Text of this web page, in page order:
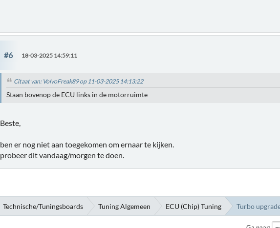
#6 18-03-2025 14:59:11
Citaat van: VolvoFreak89 op 11-03-2025 14:13:22
Staan bovenop de ECU links in de motorruimte
Beste,
ben er nog niet aan toegekomen om ernaar te kijken.
probeer dit vandaag/morgen te doen.
Technische/Tuningsboards Tuning Algemeen ECU (Chip) Tuning Turbo